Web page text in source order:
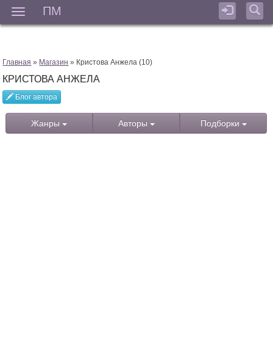
ПМ
Главная » Магазин » Кристова Анжела (10)
КРИСТОВА АНЖЕЛА
Блог автора
Жанры Авторы Подборки